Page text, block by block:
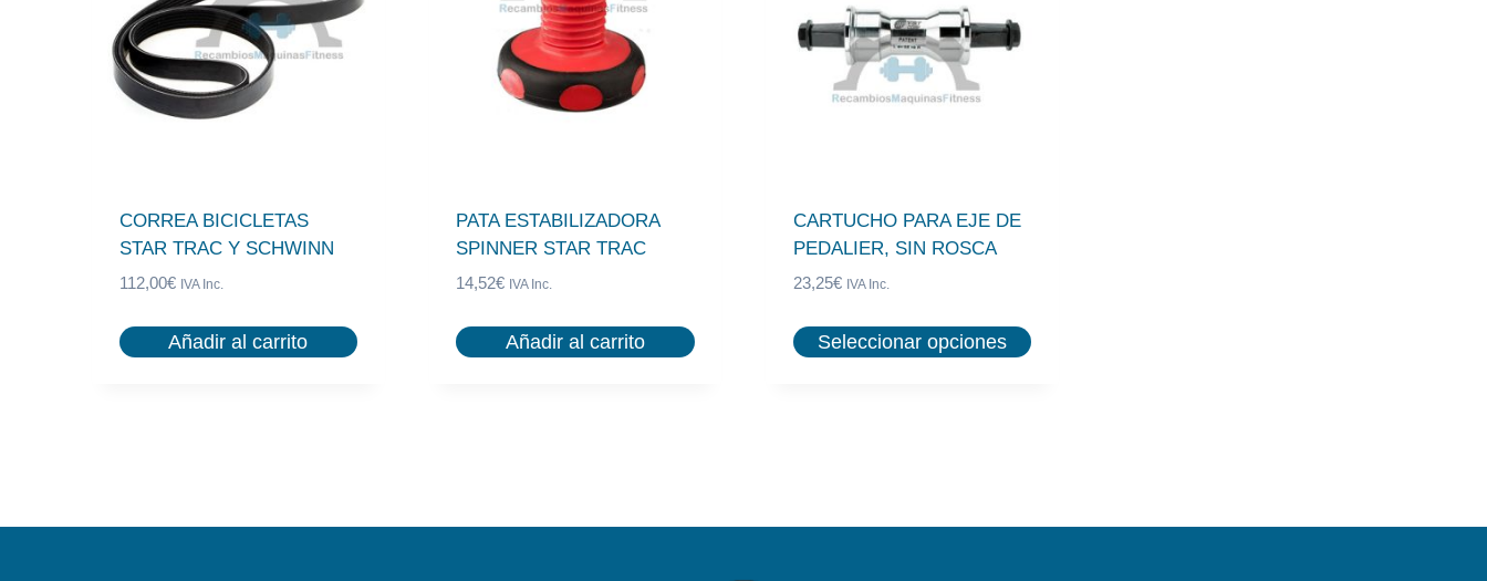
CORREA BICICLETAS
STAR TRAC Y SCHWINN
112,00€ IVA Inc.
Añadir al carrito
PATA ESTABILIZADORA
SPINNER STAR TRAC
14,52€ IVA Inc.
Añadir al carrito
CARTUCHO PARA EJE DE
PEDALIER, SIN ROSCA
23,25€ IVA Inc.
Seleccionar opciones